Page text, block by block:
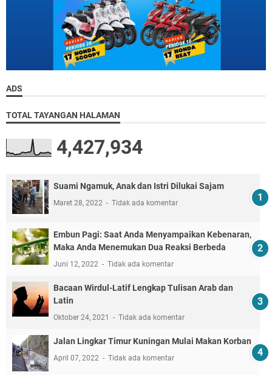
ADS
TOTAL TAYANGAN HALAMAN
4,427,934
Suami Ngamuk, Anak dan Istri Dilukai Sajam
Maret 28, 2022 Tidak ada komentar
Embun Pagi: Saat Anda Menyampaikan Kebenaran,
Maka Anda Menemukan Dua Reaksi Berbeda
Juni 12, 2022 Tidak ada komentar
Bacaan Wirdul-Latif Lengkap Tulisan Arab dan
Latin
Oktober 24, 2021 Tidak ada komentar
Jalan Lingkar Timur Kuningan Mulai Makan Korban
April 07, 2022 Tidak ada komentar